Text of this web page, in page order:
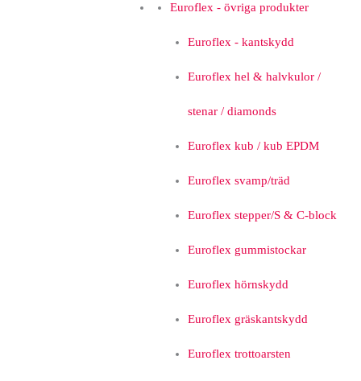
Euroflex - övriga produkter
Euroflex - kantskydd
Euroflex hel & halvkulor /
stenar / diamonds
Euroflex kub / kub EPDM
Euroflex svamp/träd
Euroflex stepper/S & C-block
Euroflex gummistockar
Euroflex hörnskydd
Euroflex gräskantskydd
Euroflex trottoarsten